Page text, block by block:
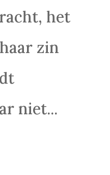
het
zin
niet...